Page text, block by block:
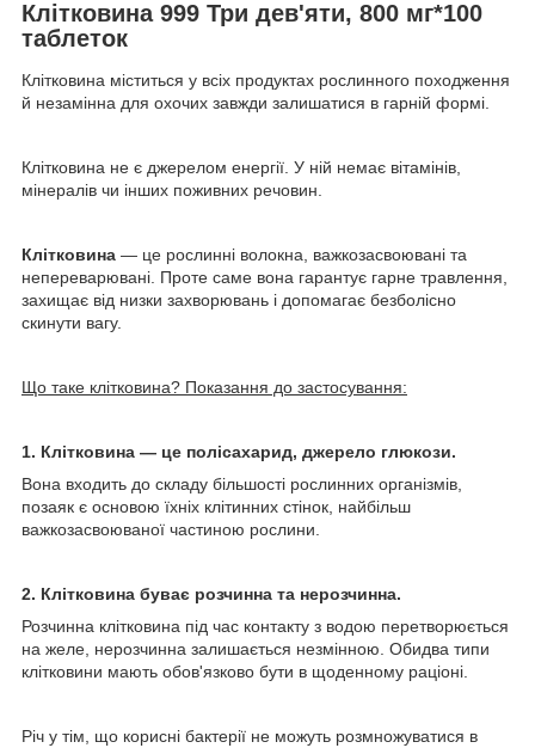
Клітковина 999 Три дев'яти, 800 мг*100
таблеток
Клітковина міститься у всіх продуктах рослинного походження
й незамінна для охочих завжди залишатися в гарній формі.
Клітковина не є джерелом енергії. У ній немає вітамінів,
мінералів чи інших поживних речовин.
Клітковина — це рослинні волокна, важкозасвоювані та
непереварювані. Проте саме вона гарантує гарне травлення,
захищає від низки захворювань і допомагає безболісно
скинути вагу.
Що таке клітковина? Показання до застосування:
1. Клітковина — це полісахарид, джерело глюкози.
Вона входить до складу більшості рослинних організмів,
позаяк є основою їхніх клітинних стінок, найбільш
важкозасвоюваної частиною рослини.
2. Клітковина буває розчинна та нерозчинна.
Розчинна клітковина під час контакту з водою перетворюється
на желе, нерозчинна залишається незмінною. Обидва типи
клітковини мають обов'язково бути в щоденному раціоні.
Річ у тім, що корисні бактерії не можуть розмножуватися в